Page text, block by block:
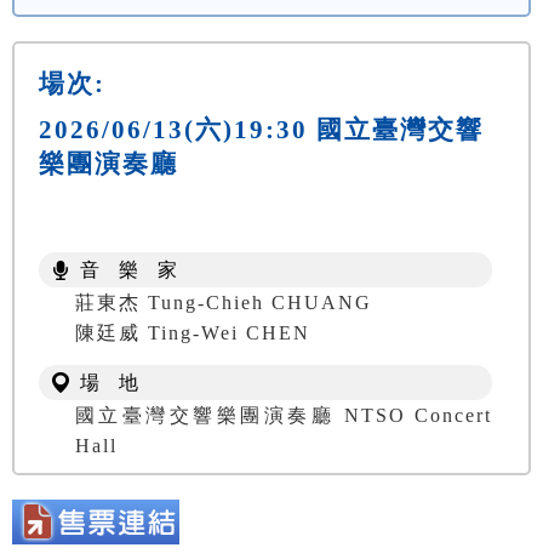
場次:
2026/06/13(六)19:30 國立臺灣交響
樂團演奏廳
音 樂 家
莊東杰 Tung-Chieh CHUANG
陳廷威 Ting-Wei CHEN
場 地
國立臺灣交響樂團演奏廳 NTSO Concert
Hall